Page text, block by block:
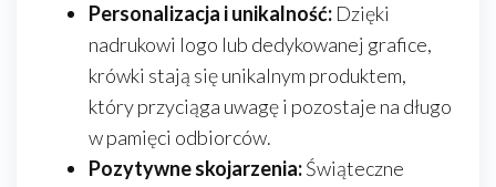
Personalizacja i unikalność: Dzięki
nadrukowi logo lub dedykowanej grafice,
krówki stają się unikalnym produktem,
który przyciąga uwagę i pozostaje na długo
w pamięci odbiorców.
Pozytywne skojarzenia:Świąteczne